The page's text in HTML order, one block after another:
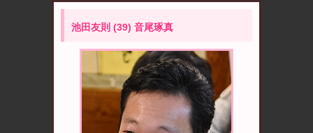
池田友則 (39) 音尾琢真